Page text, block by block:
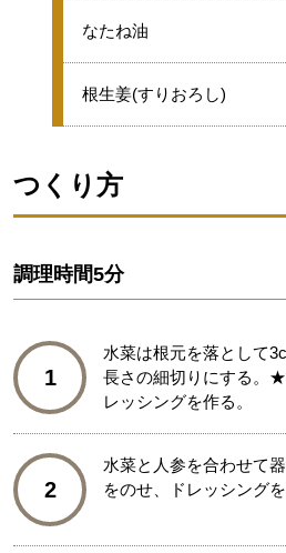
★
なたね油
★
根生姜(すりおろし)
つくり方
調理時間5分
1
水菜は根元を落として
長さの細切りにする。
レッシングを作る。
2
水菜と人参を合わせて
をのせ、ドレッシングを